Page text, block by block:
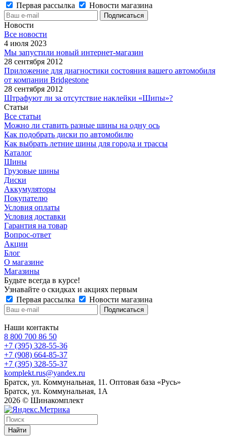
Первая рассылка
Новости магазина
Новости
Все новости
4 июля 2023
Мы запустили новый интернет-магазин
28 сентября 2012
Приложение для диагностики состояния вашего автомобиля
от компании Bridgestone
28 сентября 2012
Штрафуют ли за отсутствие наклейки «Шипы»?
Статьи
Все статьи
Можно ли ставить разные шины на одну ось
Как подобрать диски по автомобилю
Как выбрать летние шины для города и трассы
Каталог
Шины
Грузовые шины
Диски
Аккумуляторы
Покупателю
Условия оплаты
Условия доставки
Гарантия на товар
Вопрос-ответ
Акции
Блог
О магазине
Магазины
Будьте всегда в курсе!
Узнавайте о скидках и акциях первым
Первая рассылка
Новости магазина
Наши контакты
8 800 700 86 50
+7 (395) 328-55-36
+7 (908) 664-85-37
+7 (395) 328-55-37
komplekt.rus@yandex.ru
Братск, ул. Коммунальная, 11. Оптовая база «Русь»
Братск, ул. Коммунальная, 1А
2026 © Шинакомплект
Найти